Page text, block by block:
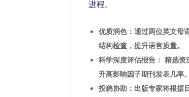
进程。
优质润色：通过两位英文母
结构检查，提升语言质量。
科学深度评估报告： 精选
升高影响因子期刊发表几率。
投稿协助：出版专家将根据